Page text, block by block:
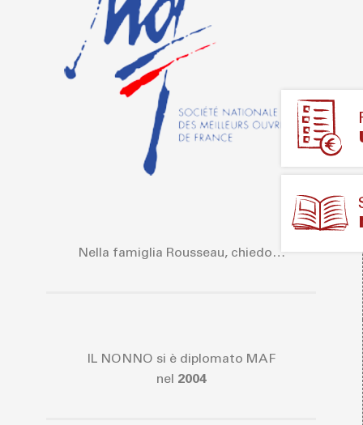
Nella famiglia Rousseau, chiedo…
IL NONNO si è diplomato MAF
nel 2004